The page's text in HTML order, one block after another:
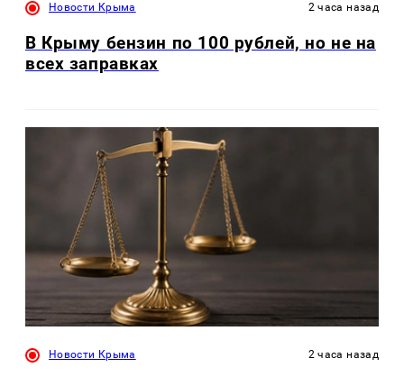
Новости Крыма 2 часа назад
В Крыму бензин по 100 рублей, но не на
всех заправках
Новости Крыма 2 часа назад